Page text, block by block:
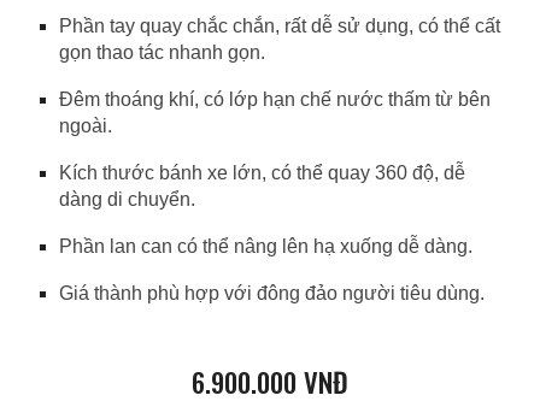
Phần tay quay chắc chắn, rất dễ sử dụng, có thể cất
gọn thao tác nhanh gọn.
Đêm thoáng khí, có lớp hạn chế nước thấm từ bên
ngoài.
Kích thước bánh xe lớn, có thể quay 360 độ, dễ
dàng di chuyển.
Phần lan can có thể nâng lên hạ xuống dễ dàng.
Giá thành phù hợp với đông đảo người tiêu dùng.
6.900.000 VNĐ